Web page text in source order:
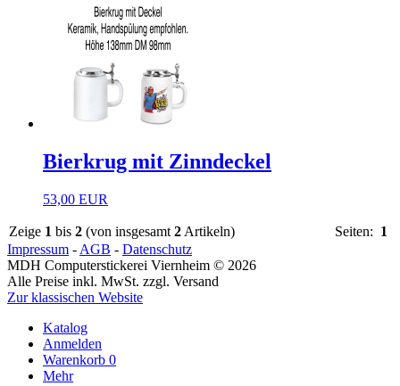
Bierkrug mit Zinndeckel
53,00 EUR
Zeige 1 bis 2 (von insgesamt 2 Artikeln) Seiten: 1
Impressum - AGB - Datenschutz
MDH Computerstickerei Viernheim © 2026
Alle Preise inkl. MwSt. zzgl. Versand
Zur klassischen Website
Katalog
Anmelden
Warenkorb 0
Mehr